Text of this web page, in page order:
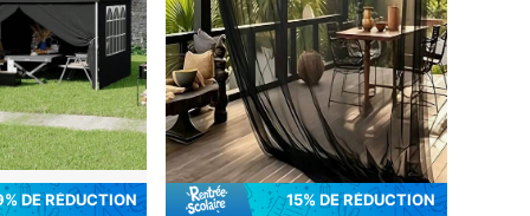
DE RÉDUCTION 15% DE RÉDUCTION